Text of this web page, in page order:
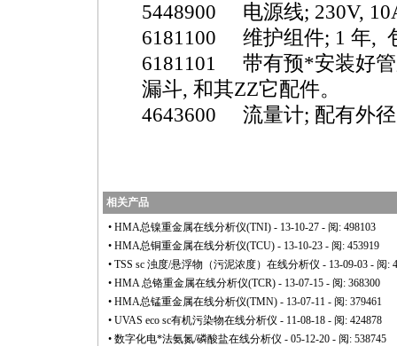
5448900 电源线; 230V,
6181100 维护组件; 1 年,
6181101 带有预*安装好
漏斗, 和其ZZ它配件。
4643600 流量计; 配有外径
相关产品
• HMA总镍重金属在线分析仪(TNI) - 13-10-27 - 阅: 498103
• HMA总铜重金属在线分析仪(TCU) - 13-10-23 - 阅: 453919
• TSS sc 浊度/悬浮物（污泥浓度）在线分析仪 - 13-09-03 - 阅:
• HMA 总铬重金属在线分析仪(TCR) - 13-07-15 - 阅: 368300
• HMA总锰重金属在线分析仪(TMN) - 13-07-11 - 阅: 379461
• UVAS eco sc有机污染物在线分析仪 - 11-08-18 - 阅: 424878
• 数字化电*法氨氮/磷酸盐在线分析仪 - 05-12-20 - 阅: 538745